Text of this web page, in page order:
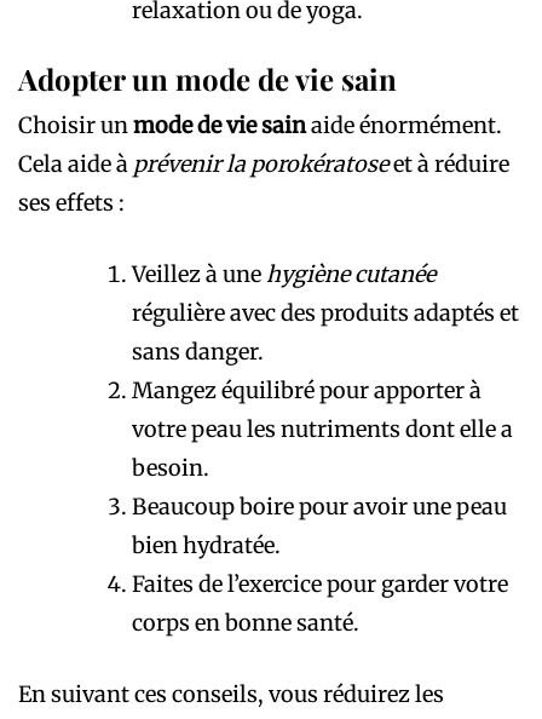
relaxation ou de yoga.
Adopter un mode de vie sain
Choisir unmode de vie sainaide énormément.
Cela aide à prévenir la porokératoseet à réduire
ses effets :
Veillez à une hygiène cutanée
régulière avec des produits adaptés et
sans danger.
Mangez équilibré pour apporter à
votre peau les nutriments dont elle a
besoin.
Beaucoup boire pour avoir une peau
bien hydratée.
Faites de l’exercice pour garder votre
corps en bonne santé.
En suivant ces conseils, vous réduirez les